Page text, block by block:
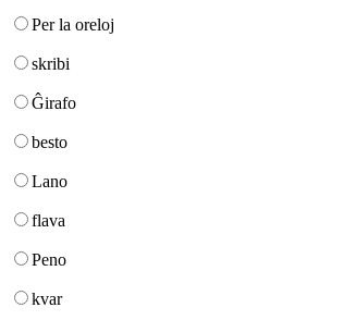
Per la oreloj
skribi
Ĝirafo
besto
Lano
flava
Peno
kvar